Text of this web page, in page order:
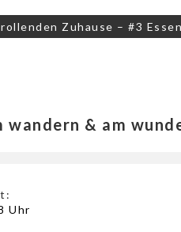
Zuhause – #3
wandern & am
Uhr